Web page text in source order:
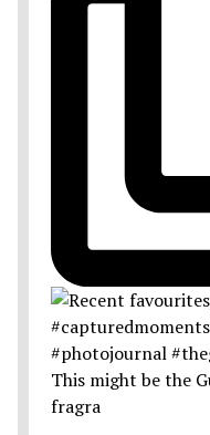
This might be the
fragra